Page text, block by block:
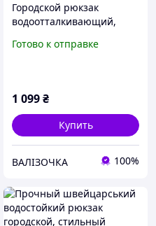
Городской рюкзак
водоотталкивающий,
для активного
Готово к отправке
1 099₴
Купить
ВАЛІЗОЧКА 100%